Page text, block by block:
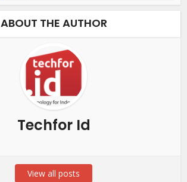
ABOUT THE AUTHOR
Techfor Id
View all posts